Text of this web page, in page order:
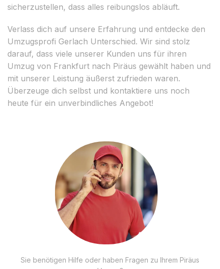
sicherzustellen, dass alles reibungslos abläuft.
Verlass dich auf unsere Erfahrung und entdecke den
Umzugsprofi Gerlach Unterschied. Wir sind stolz
darauf, dass viele unserer Kunden uns für ihren
Umzug von Frankfurt nach Piräus gewählt haben und
mit unserer Leistung äußerst zufrieden waren.
Überzeuge dich selbst und kontaktiere uns noch
heute für ein unverbindliches Angebot!
Sie benötigen Hilfe oder haben Fragen zu Ihrem Piräus